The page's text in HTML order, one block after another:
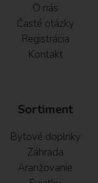
O nás
Časté otázky
Registrácia
Kontakt
Sortiment
Bytové doplnky
Záhrada
Aranžovanie